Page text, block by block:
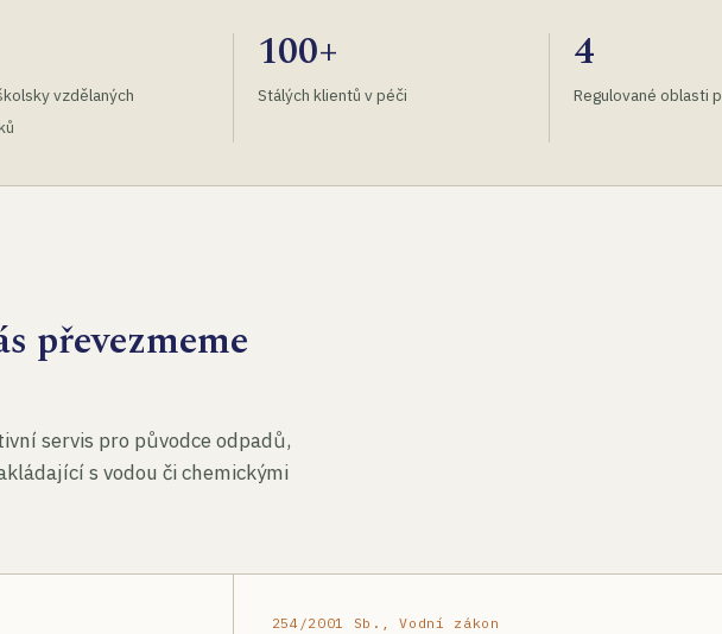
vzdělaných
100+
Stálých klientů v péči
4
Regulované oblasti
převezmeme
servis pro původce odpadů,
s vodou či chemickými
254/2001 Sb., Vodní zákon